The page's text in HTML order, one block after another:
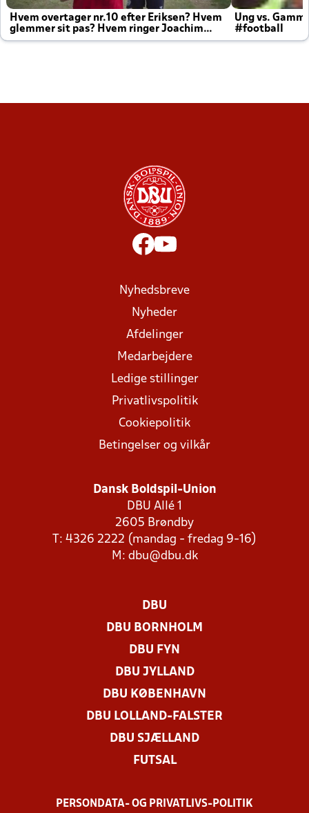
Hvem overtager nr.10 efter Eriksen? Hvem
glemmer sit pas? Hvem ringer Joachim
altid til efter kampe?
Ung vs.
#football
Nyhedsbreve
Nyheder
Afdelinger
Medarbejdere
Ledige stillinger
Privatlivspolitik
Cookiepolitik
Betingelser og vilkår
Dansk Boldspil-Union
DBU Allé 1
2605 Brøndby
T: 4326 2222 (mandag - fredag 9-16)
M: dbu@dbu.dk
DBU
DBU BORNHOLM
DBU FYN
DBU JYLLAND
DBU KØBENHAVN
DBU LOLLAND-FALSTER
DBU SJÆLLAND
FUTSAL
PERSONDATA- OG PRIVATLIVS-POLITIK